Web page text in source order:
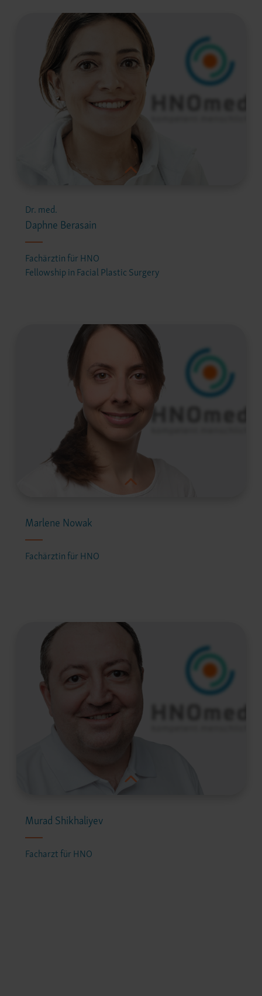
Fellowship in Facial Plastic Surgery
Dr. med.
Daphne Berasain
Fachärztin für HNO
Fellowship in Facial Plastic Surgery
Marlene Nowak
Fachärztin für HNO
Murad Shikhaliyev
Facharzt für HNO